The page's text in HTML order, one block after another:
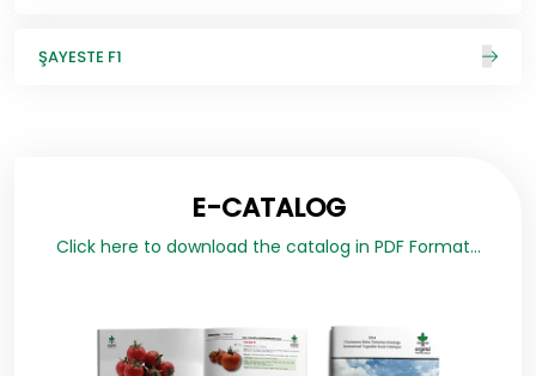
ŞAYESTE F1
E-CATALOG
Click here to download the catalog in PDF Format...